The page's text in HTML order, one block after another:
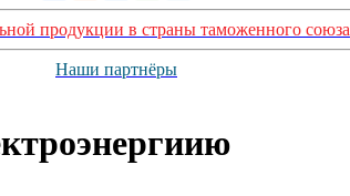
продукции в страны таможенного союза
Наши партнёры